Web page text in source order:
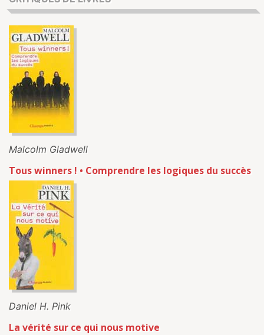
Malcolm Gladwell
Tous winners ! • Comprendre les logiques du succès
Daniel H. Pink
La vérité sur ce qui nous motive